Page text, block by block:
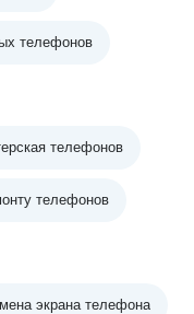
телефонов
телефонов
телефонов
экрана телефона